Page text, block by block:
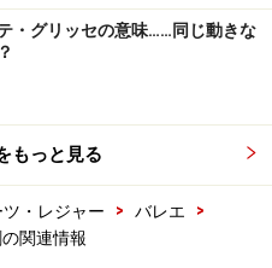
・グリッセの意味……同じ動きな
もっと見る
ツ・レジャー > バレエ
>
関連情報